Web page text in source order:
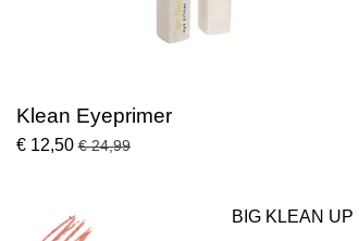
Klean Eyeprimer
€ 12,50 € 24,99
BIG KLEAN UP